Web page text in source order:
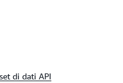
di dati API